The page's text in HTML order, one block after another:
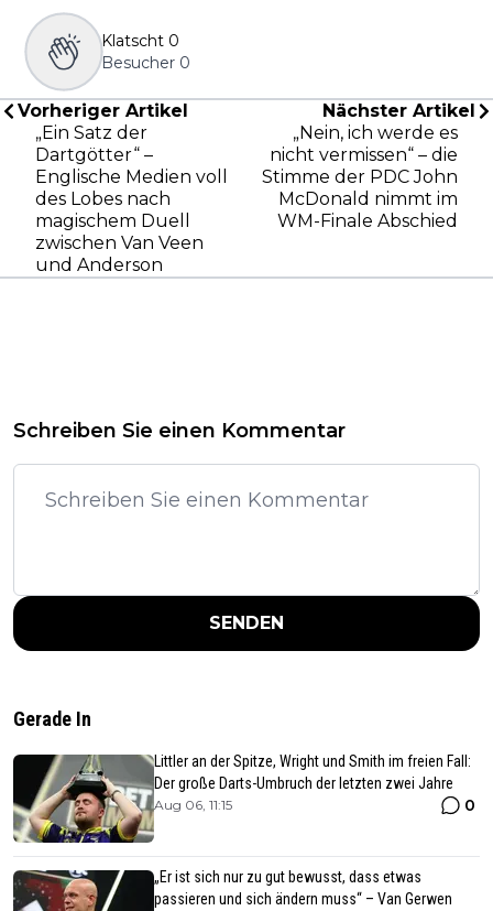
Klatscht 0
Besucher 0
Vorheriger Artikel
„Ein Satz der
Dartgötter“ –
Englische Medien voll
des Lobes nach
magischem Duell
zwischen Van Veen
und Anderson
Nächster Artikel
„Nein, ich werde es
nicht vermissen“ – die
Stimme der PDC John
McDonald nimmt im
WM-Finale Abschied
Schreiben Sie einen Kommentar
SENDEN
Gerade In
Littler an der Spitze, Wright und Smith im freien Fall:
Der große Darts-Umbruch der letzten zwei Jahre
Aug 06, 11:15 0
„Er ist sich nur zu gut bewusst, dass etwas
passieren und sich ändern muss“ – Van Gerwen